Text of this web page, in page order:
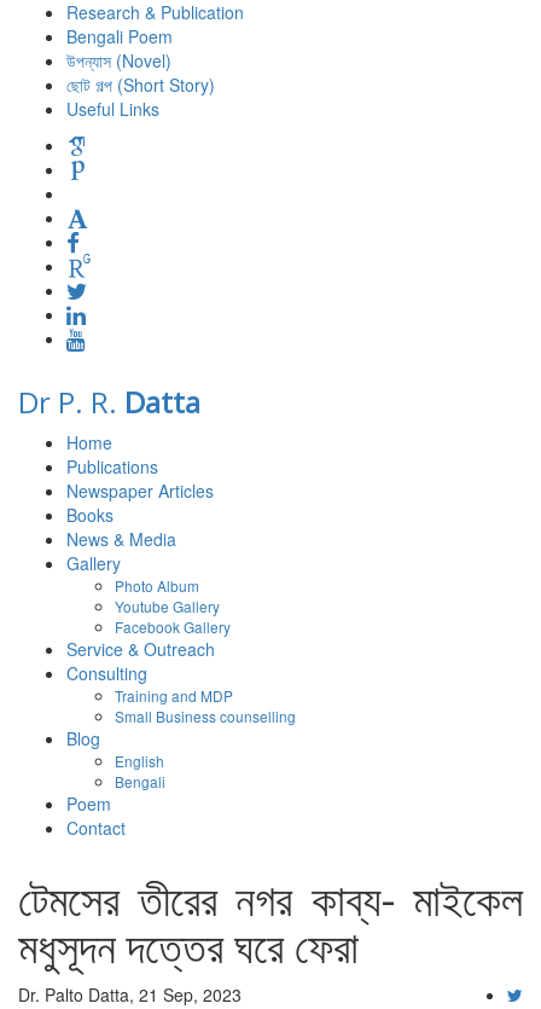
Research & Publication
Bengali Poem
উপন্যাস (Novel)
ছোট গল্প (Short Story)
Useful Links
Dr P. R. Datta
Home
Publications
Newspaper Articles
Books
News & Media
Gallery
Photo Album
Youtube Gallery
Facebook Gallery
Service & Outreach
Consulting
Training and MDP
Small Business counselling
Blog
English
Bengali
Poem
Contact
টেমসের তীরের নগর কাব্য- মাইকেল
মধুসূদন দত্তের ঘরে ফেরা
Dr. Palto Datta, 21 Sep, 2023